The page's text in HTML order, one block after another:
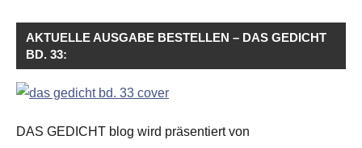
AKTUELLE AUSGABE BESTELLEN – DAS GEDICHT
BD. 33:
DAS GEDICHT blog wird präsentiert von